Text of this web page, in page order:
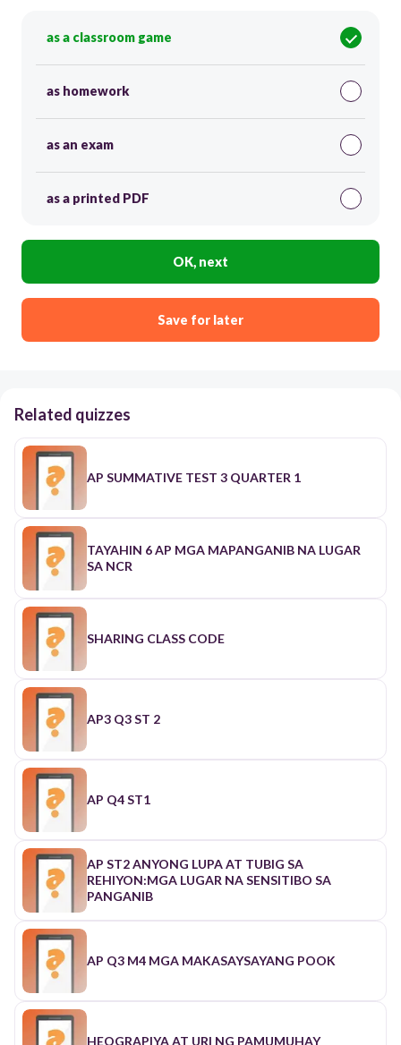
as a classroom game
as homework
as an exam
as a printed PDF
OK, next
Save for later
Related quizzes
AP SUMMATIVE TEST 3 QUARTER 1
TAYAHIN 6 AP MGA MAPANGANIB NA LUGAR
SA NCR
SHARING CLASS CODE
AP3 Q3 ST 2
AP Q4 ST1
AP ST2 ANYONG LUPA AT TUBIG SA
REHIYON:MGA LUGAR NA SENSITIBO SA
PANGANIB
AP Q3 M4 MGA MAKASAYSAYANG POOK
HEOGRAPIYA AT URI NG PAMUMUHAY